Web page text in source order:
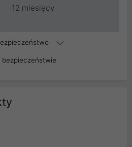
12 miesięcy